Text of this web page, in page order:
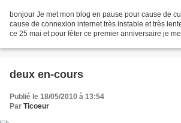
bonjour Je met mon blog en pause pour cause de
cause de connexion internet très instable et très
ce 25 mai et pour fêter ce premier anniversaire je
deux en-cours
Publié le 18/05/2010 à 13:54
Par Ticoeur